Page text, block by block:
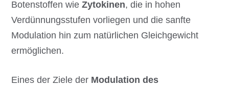
Botenstoffen wieZytokinen, die in hohen
Verdünnungsstufen vorliegen und die sanfte
Modulation hin zum natürlichen Gleichgewicht
ermöglichen.
Eines der Ziele der Modulation des